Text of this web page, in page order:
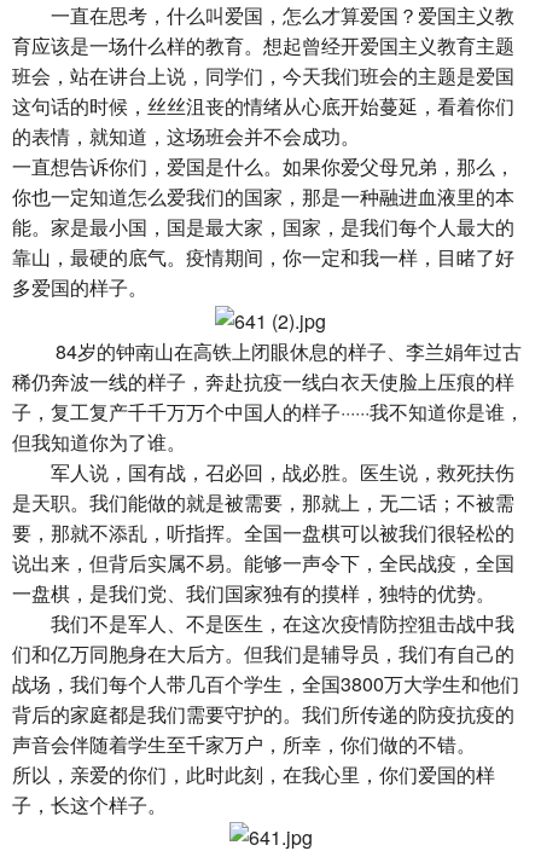
一直在思考，什么叫爱国，怎么才算爱国？爱国主义教
育应该是一场什么样的教育。想起曾经开爱国主义教育主题
班会，站在讲台上说，同学们，今天我们班会的主题是爱国
这句话的时候，丝丝沮丧的情绪从心底开始蔓延，看着你们
的表情，就知道，这场班会并不会成功。
一直想告诉你们，爱国是什么。如果你爱父母兄弟，那么，
你也一定知道怎么爱我们的国家，那是一种融进血液里的本
能。家是最小国，国是最大家，国家，是我们每个人最大的
靠山，最硬的底气。疫情期间，你一定和我一样，目睹了好
多爱国的样子。
84岁的钟南山在高铁上闭眼休息的样子、李兰娟年过古
稀仍奔波一线的样子，奔赴抗疫一线白衣天使脸上压痕的样
子，复工复产千千万万个中国人的样子······我不知道你是谁，
但我知道你为了谁。
军人说，国有战，召必回，战必胜。医生说，救死扶伤
是天职。我们能做的就是被需要，那就上，无二话；不被需
要，那就不添乱，听指挥。全国一盘棋可以被我们很轻松的
说出来，但背后实属不易。能够一声令下，全民战疫，全国
一盘棋，是我们党、我们国家独有的摸样，独特的优势。
我们不是军人、不是医生，在这次疫情防控狙击战中我
们和亿万同胞身在大后方。但我们是辅导员，我们有自己的
战场，我们每个人带几百个学生，全国3800万大学生和他们
背后的家庭都是我们需要守护的。我们所传递的防疫抗疫的
声音会伴随着学生至千家万户，所幸，你们做的不错。
所以，亲爱的你们，此时此刻，在我心里，你们爱国的样
子，长这个样子。